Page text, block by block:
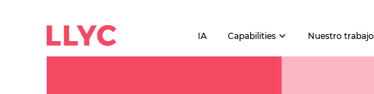
IA Capabilities Nuestro trabajo